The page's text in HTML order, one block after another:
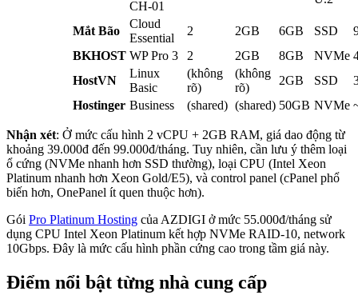
CH-01
Mắt Bão
Cloud
Essential
2 2GB 6GB SSD
BKHOST WP Pro 3 2 2GB 8GB NVMe
HostVN
Linux
Basic
(không
rõ)
(không
rõ)
2GB SSD
Hostinger Business (shared) (shared) 50GB NVMe
Nhận xét: Ở mức cấu hình 2 vCPU + 2GB RAM, giá dao động từ
khoảng 39.000đ đến 99.000đ/tháng. Tuy nhiên, cần lưu ý thêm loại
ổ cứng (NVMe nhanh hơn SSD thường), loại CPU (Intel Xeon
Platinum nhanh hơn Xeon Gold/E5), và control panel (cPanel phổ
biến hơn, OnePanel ít quen thuộc hơn).
Gói Pro Platinum Hosting của AZDIGI ở mức 55.000đ/tháng sử
dụng CPU Intel Xeon Platinum kết hợp NVMe RAID-10, network
10Gbps. Đây là mức cấu hình phần cứng cao trong tầm giá này.
Điểm nổi bật từng nhà cung cấp